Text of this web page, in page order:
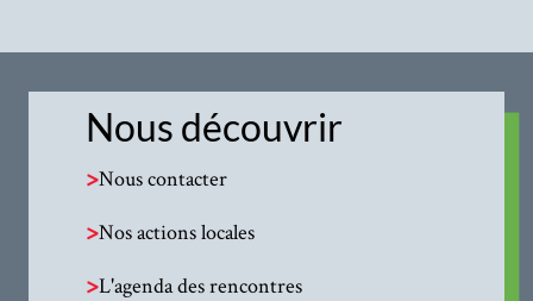
Nous découvrir
>Nous contacter
>Nos actions locales
>L'agenda des rencontres